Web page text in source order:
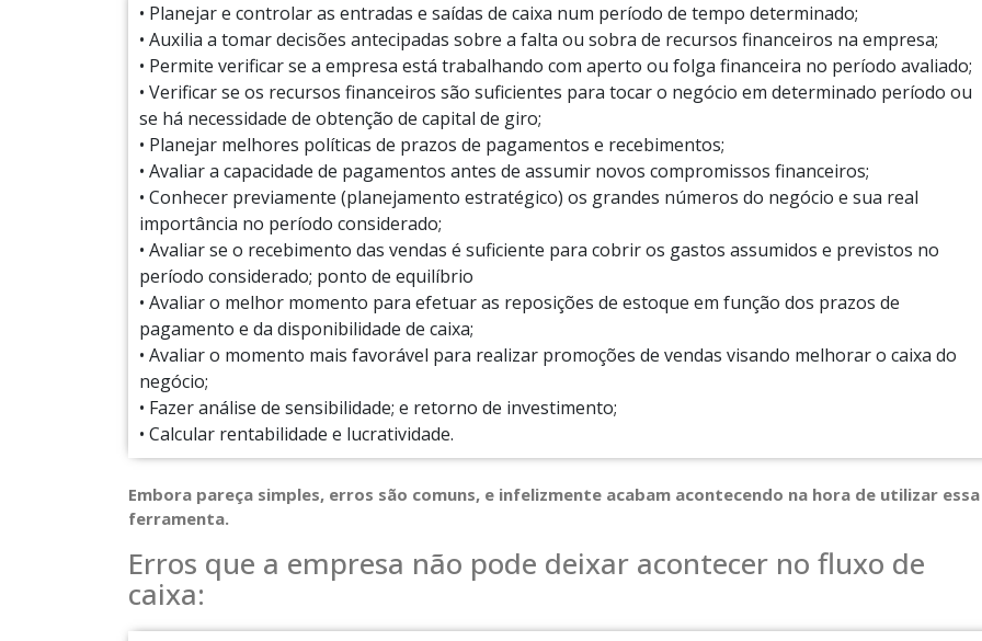
• Planejar e controlar as entradas e saídas de caixa num período de tempo determinado;
• Auxilia a tomar decisões antecipadas sobre a falta ou sobra de recursos financeiros na empresa;
• Permite verificar se a empresa está trabalhando com aperto ou folga financeira no período avaliado;
• Verificar se os recursos financeiros são suficientes para tocar o negócio em determinado período ou
se há necessidade de obtenção de capital de giro;
• Planejar melhores políticas de prazos de pagamentos e recebimentos;
• Avaliar a capacidade de pagamentos antes de assumir novos compromissos financeiros;
• Conhecer previamente (planejamento estratégico) os grandes números do negócio e sua real
importância no período considerado;
• Avaliar se o recebimento das vendas é suficiente para cobrir os gastos assumidos e previstos no
período considerado; ponto de equilíbrio
• Avaliar o melhor momento para efetuar as reposições de estoque em função dos prazos de
pagamento e da disponibilidade de caixa;
• Avaliar o momento mais favorável para realizar promoções de vendas visando melhorar o caixa do
negócio;
• Fazer análise de sensibilidade; e retorno de investimento;
• Calcular rentabilidade e lucratividade.
Embora pareça simples, erros são comuns, e infelizmente acabam acontecendo na hora de utilizar essa
ferramenta.
Erros que a empresa não pode deixar acontecer no fluxo de
caixa: